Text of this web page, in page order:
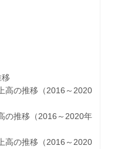
の推移（2016～2020
推移（2016～2020年
の推移（2016～2020